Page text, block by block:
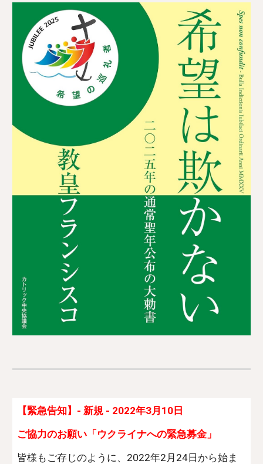
【緊急告知】- 新規 - 2022年3月10日
ご協力のお願い「ウクライナへの緊急募金」
皆様もご存じのように、2022年2月24日から始ま